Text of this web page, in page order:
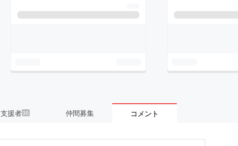
支援者30 仲間募集 コメント